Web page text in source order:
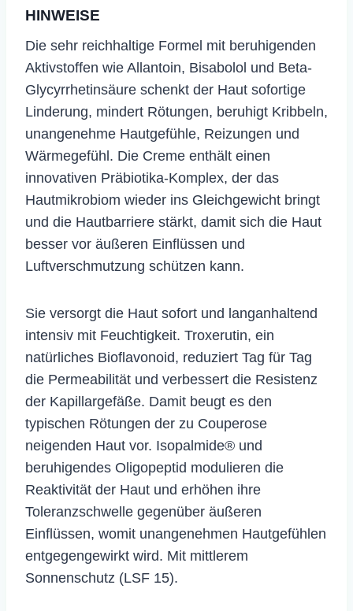
HINWEISE
​Die sehr reichhaltige Formel mit beruhigenden
Aktivstoffen wie Allantoin, Bisabolol und Beta-
Glycyrrhetinsäure schenkt der Haut sofortige
Linderung, mindert Rötungen, beruhigt Kribbeln,
unangenehme Hautgefühle, Reizungen und
Wärmegefühl. Die Creme enthält einen
innovativen Präbiotika-Komplex, der das
Hautmikrobiom wieder ins Gleichgewicht bringt
und die Hautbarriere stärkt, damit sich die Haut
besser vor äußeren Einflüssen und
Luftverschmutzung schützen kann.
Sie versorgt die Haut sofort und langanhaltend
intensiv mit Feuchtigkeit. Troxerutin, ein
natürliches Bioflavonoid, reduziert Tag für Tag
die Permeabilität und verbessert die Resistenz
der Kapillargefäße. Damit beugt es den
typischen Rötungen der zu Couperose
neigenden Haut vor. Isopalmide® und
beruhigendes Oligopeptid modulieren die
Reaktivität der Haut und erhöhen ihre
Toleranzschwelle gegenüber äußeren
Einflüssen, womit unangenehmen Hautgefühlen
entgegengewirkt wird. Mit mittlerem
Sonnenschutz (LSF 15).